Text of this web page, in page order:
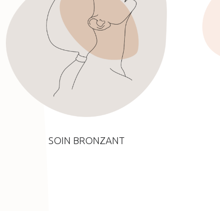
SOIN BRONZANT